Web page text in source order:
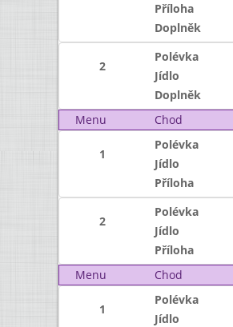
Příloha
Doplněk
2
Polévka
Jídlo
Doplněk
Menu
Chod
1
Polévka
Jídlo
Příloha
2
Polévka
Jídlo
Příloha
Menu
Chod
1
Polévka
Jídlo